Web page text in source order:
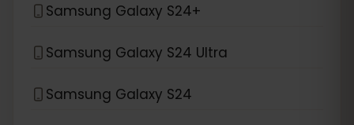
Samsung Galaxy S24+
Samsung Galaxy S24 Ultra
Samsung Galaxy S24